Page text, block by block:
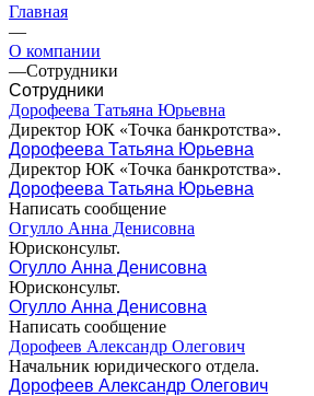
Главная
—
О компании
—Сотрудники
Сотрудники
Дорофеева Татьяна Юрьевна
Директор ЮК «Точка банкротства».
Дорофеева Татьяна Юрьевна
Директор ЮК «Точка банкротства».
Дорофеева Татьяна Юрьевна
Написать сообщение
Огулло Анна Денисовна
Юрисконсульт.
Огулло Анна Денисовна
Юрисконсульт.
Огулло Анна Денисовна
Написать сообщение
Дорофеев Александр Олегович
Начальник юридического отдела.
Дорофеев Александр Олегович